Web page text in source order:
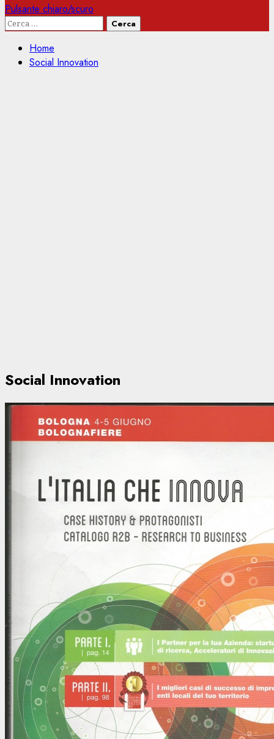
Pulsante chiaro/scuro
Ricerca
Home
Social Innovation
Social Innovation